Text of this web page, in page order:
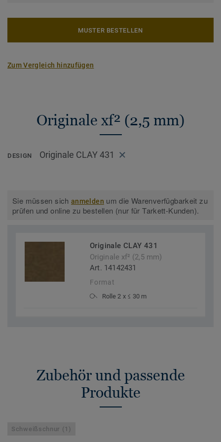
MUSTER BESTELLEN
Zum Vergleich hinzufügen
Originale xf² (2,5 mm)
DESIGN Originale CLAY 431
Sie müssen sichanmelden um die Warenverfügbarkeit zu
prüfen und online zu bestellen (nur für Tarkett-Kunden).
Originale CLAY 431
Originale xf² (2,5 mm)
Art. 14142431
Format
Rolle 2 x ≤ 30 m
Zubehör und passende
Produkte
Schweißschnur (1)